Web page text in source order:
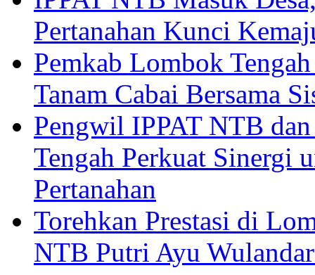
Pertanahan Kunci
Pemkab Lombok
Tanam Cabai Bersama
Pengwil IPPAT NTB
Tengah Perkuat Sinergi
Pertanahan
Torehkan Prestasi di
NTB Putri Ayu